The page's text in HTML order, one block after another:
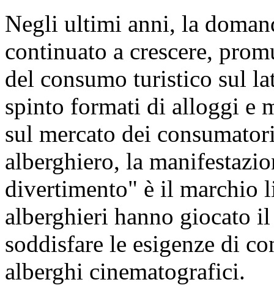
Negli ultimi anni, la
continuato a crescere,
del consumo turistico sul
spinto formati di alloggi e
sul mercato dei
alberghiero, la
divertimento" è il marchio
alberghieri hanno giocato
soddisfare le esigenze di
alberghi cinematografici.